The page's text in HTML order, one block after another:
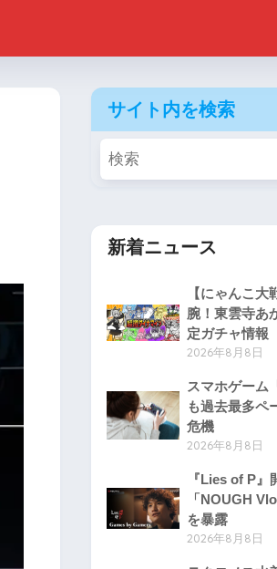
サイト内を検索
新着ニュース
【にゃんこ
腕！東雲寺あ
定ガチャ情報
2026年8月8日
スマホゲーム
も過去最多ペ
危機
2026年8月8日
『Lies of P』
「NOUGH
を暴露
2026年8月8日